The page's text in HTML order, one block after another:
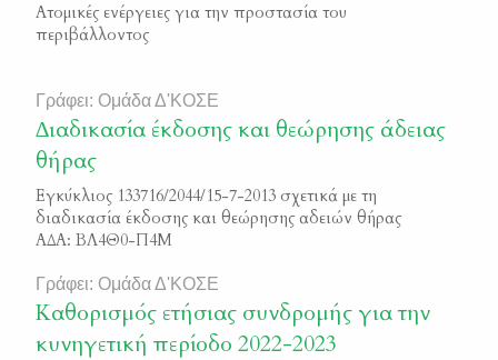
Ατομικές ενέργειες για την προστασία του
περιβάλλοντος
Γράφει: Ομάδα Δ'ΚΟΣΕ
∆ιαδικασία έκδοσης και θεώρησης άδειας
θήρας
Εγκύκλιος 133716/2044/15-7-2013 σχετικά με τη
διαδικασία έκδοσης και θεώρησης αδειών θήρας
ΑΔΑ: ΒΛ4Θ0-Π4Μ
Γράφει: Ομάδα Δ'ΚΟΣΕ
Καθορισμός ετήσιας συνδρομής για την
κυνηγετική περίοδο 2022-2023